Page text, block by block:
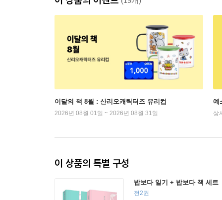
이달의 책 8월 : 산리오캐릭터즈 유리컵
2026년 08월 01일 ~ 2026년 08월 31일
예
상
이 상품의 특별 구성
밥보다 일기 + 밥보다 책 세트
전2권